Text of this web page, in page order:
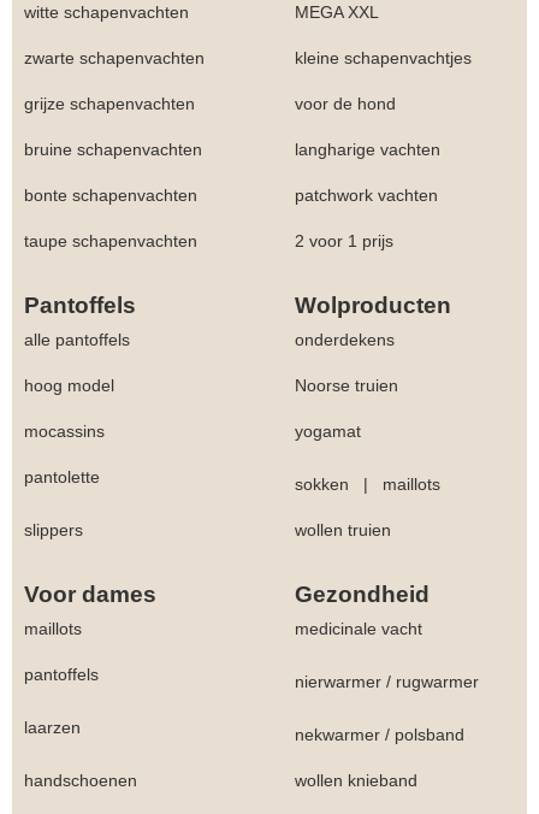
witte schapenvachten MEGA XXL
zwarte schapenvachten kleine schapenvachtjes
grijze schapenvachten voor de hond
bruine schapenvachten langharige vachten
bonte schapenvachten patchwork vachten
taupe schapenvachten 2 voor 1 prijs
Pantoffels Wolproducten
alle pantoffels onderdekens
hoog model Noorse truien
mocassins yogamat
pantolette sokken | maillots
slippers wollen truien
Voor dames Gezondheid
maillots medicinale vacht
pantoffels nierwarmer / rugwarmer
laarzen nekwarmer / polsband
handschoenen wollen knieband